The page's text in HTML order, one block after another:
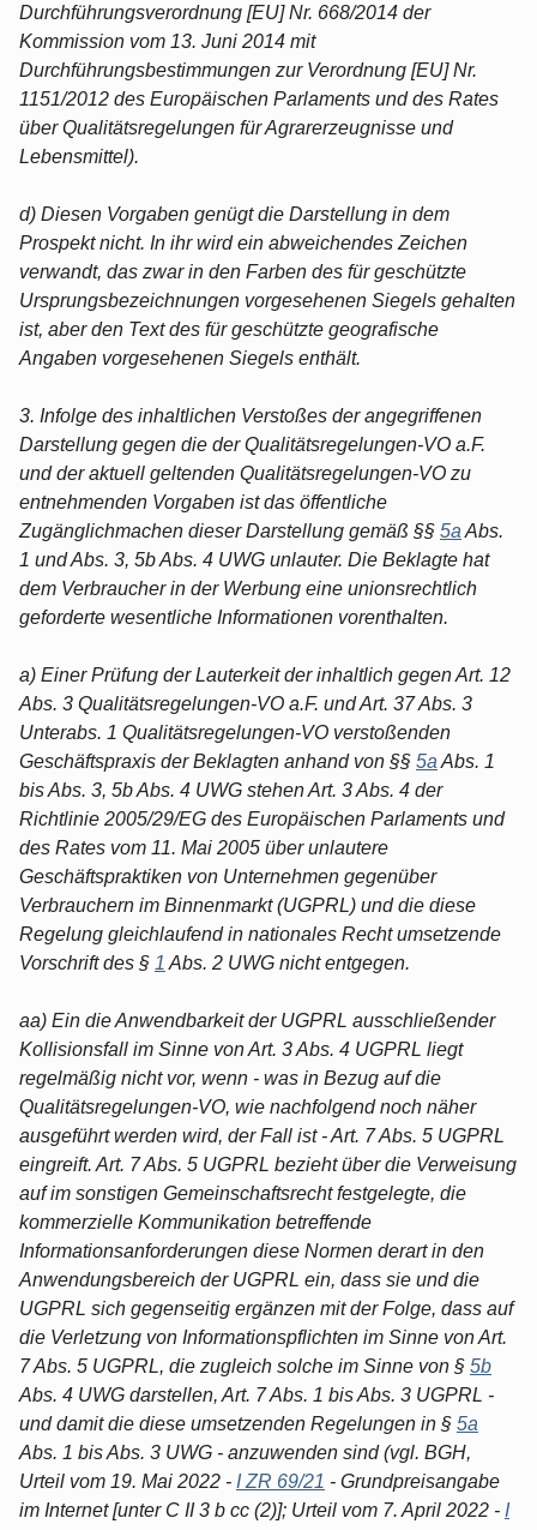
Durchführungsverordnung [EU] Nr. 668/2014 der
Kommission vom 13. Juni 2014 mit
Durchführungsbestimmungen zur Verordnung [EU] Nr.
1151/2012 des Europäischen Parlaments und des Rates
über Qualitätsregelungen für Agrarerzeugnisse und
Lebensmittel).
d) Diesen Vorgaben genügt die Darstellung in dem
Prospekt nicht. In ihr wird ein abweichendes Zeichen
verwandt, das zwar in den Farben des für geschützte
Ursprungsbezeichnungen vorgesehenen Siegels gehalten
ist, aber den Text des für geschützte geografische
Angaben vorgesehenen Siegels enthält.
3. Infolge des inhaltlichen Verstoßes der angegriffenen
Darstellung gegen die der Qualitätsregelungen-VO a.F.
und der aktuell geltenden Qualitätsregelungen-VO zu
entnehmenden Vorgaben ist das öffentliche
Zugänglichmachen dieser Darstellung gemäß §§ 5a Abs.
1 und Abs. 3, 5b Abs. 4 UWG unlauter. Die Beklagte hat
dem Verbraucher in der Werbung eine unionsrechtlich
geforderte wesentliche Informationen vorenthalten.
a) Einer Prüfung der Lauterkeit der inhaltlich gegen Art. 12
Abs. 3 Qualitätsregelungen-VO a.F. und Art. 37 Abs. 3
Unterabs. 1 Qualitätsregelungen-VO verstoßenden
Geschäftspraxis der Beklagten anhand von §§ 5a Abs. 1
bis Abs. 3, 5b Abs. 4 UWG stehen Art. 3 Abs. 4 der
Richtlinie 2005/29/EG des Europäischen Parlaments und
des Rates vom 11. Mai 2005 über unlautere
Geschäftspraktiken von Unternehmen gegenüber
Verbrauchern im Binnenmarkt (UGPRL) und die diese
Regelung gleichlaufend in nationales Recht umsetzende
Vorschrift des § 1 Abs. 2 UWG nicht entgegen.
aa) Ein die Anwendbarkeit der UGPRL ausschließender
Kollisionsfall im Sinne von Art. 3 Abs. 4 UGPRL liegt
regelmäßig nicht vor, wenn - was in Bezug auf die
Qualitätsregelungen-VO, wie nachfolgend noch näher
ausgeführt werden wird, der Fall ist - Art. 7 Abs. 5 UGPRL
eingreift. Art. 7 Abs. 5 UGPRL bezieht über die Verweisung
auf im sonstigen Gemeinschaftsrecht festgelegte, die
kommerzielle Kommunikation betreffende
Informationsanforderungen diese Normen derart in den
Anwendungsbereich der UGPRL ein, dass sie und die
UGPRL sich gegenseitig ergänzen mit der Folge, dass auf
die Verletzung von Informationspflichten im Sinne von Art.
7 Abs. 5 UGPRL, die zugleich solche im Sinne von § 5b
Abs. 4 UWG darstellen, Art. 7 Abs. 1 bis Abs. 3 UGPRL -
und damit die diese umsetzenden Regelungen in § 5a
Abs. 1 bis Abs. 3 UWG - anzuwenden sind (vgl. BGH,
Urteil vom 19. Mai 2022 - I ZR 69/21 - Grundpreisangabe
im Internet [unter C II 3 b cc (2)]; Urteil vom 7. April 2022 - I